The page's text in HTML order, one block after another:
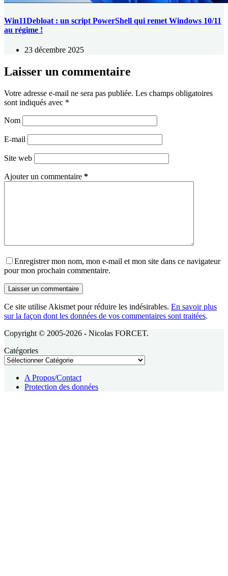
Win11Debloat : un script PowerShell qui remet Windows 10/11
au régime !
23 décembre 2025
Laisser un commentaire
Votre adresse e-mail ne sera pas publiée. Les champs obligatoires
sont indiqués avec *
Nom
E-mail
Site web
Ajouter un commentaire *
Enregistrer mon nom, mon e-mail et mon site dans ce navigateur
pour mon prochain commentaire.
Laisser un commentaire
Ce site utilise Akismet pour réduire les indésirables. En savoir plus
sur la façon dont les données de vos commentaires sont traitées.
Copyright © 2005-2026 - Nicolas FORCET.
Catégories
A Propos/Contact
Protection des données